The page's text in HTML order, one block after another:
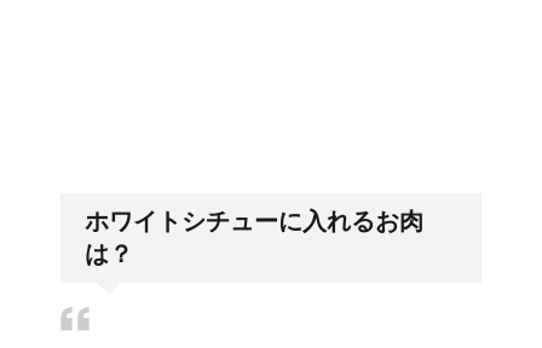
耳と肩が関係するの？耳
ホワイトシチューに入れるお肉
は？